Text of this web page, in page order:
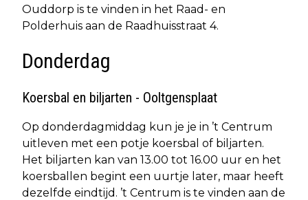
Ouddorp is te vinden in het Raad- en
Polderhuis aan de Raadhuisstraat 4.
Donderdag
Koersbal en biljarten - Ooltgensplaat
Op donderdagmiddag kun je je in ’t Centrum
uitleven met een potje koersbal of biljarten.
Het biljarten kan van 13.00 tot 16.00 uur en het
koersballen begint een uurtje later, maar heeft
dezelfde eindtijd. ’t Centrum is te vinden aan de